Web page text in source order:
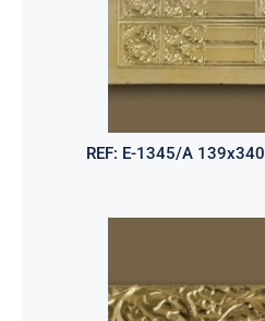
REF: E-1345/A 139x340